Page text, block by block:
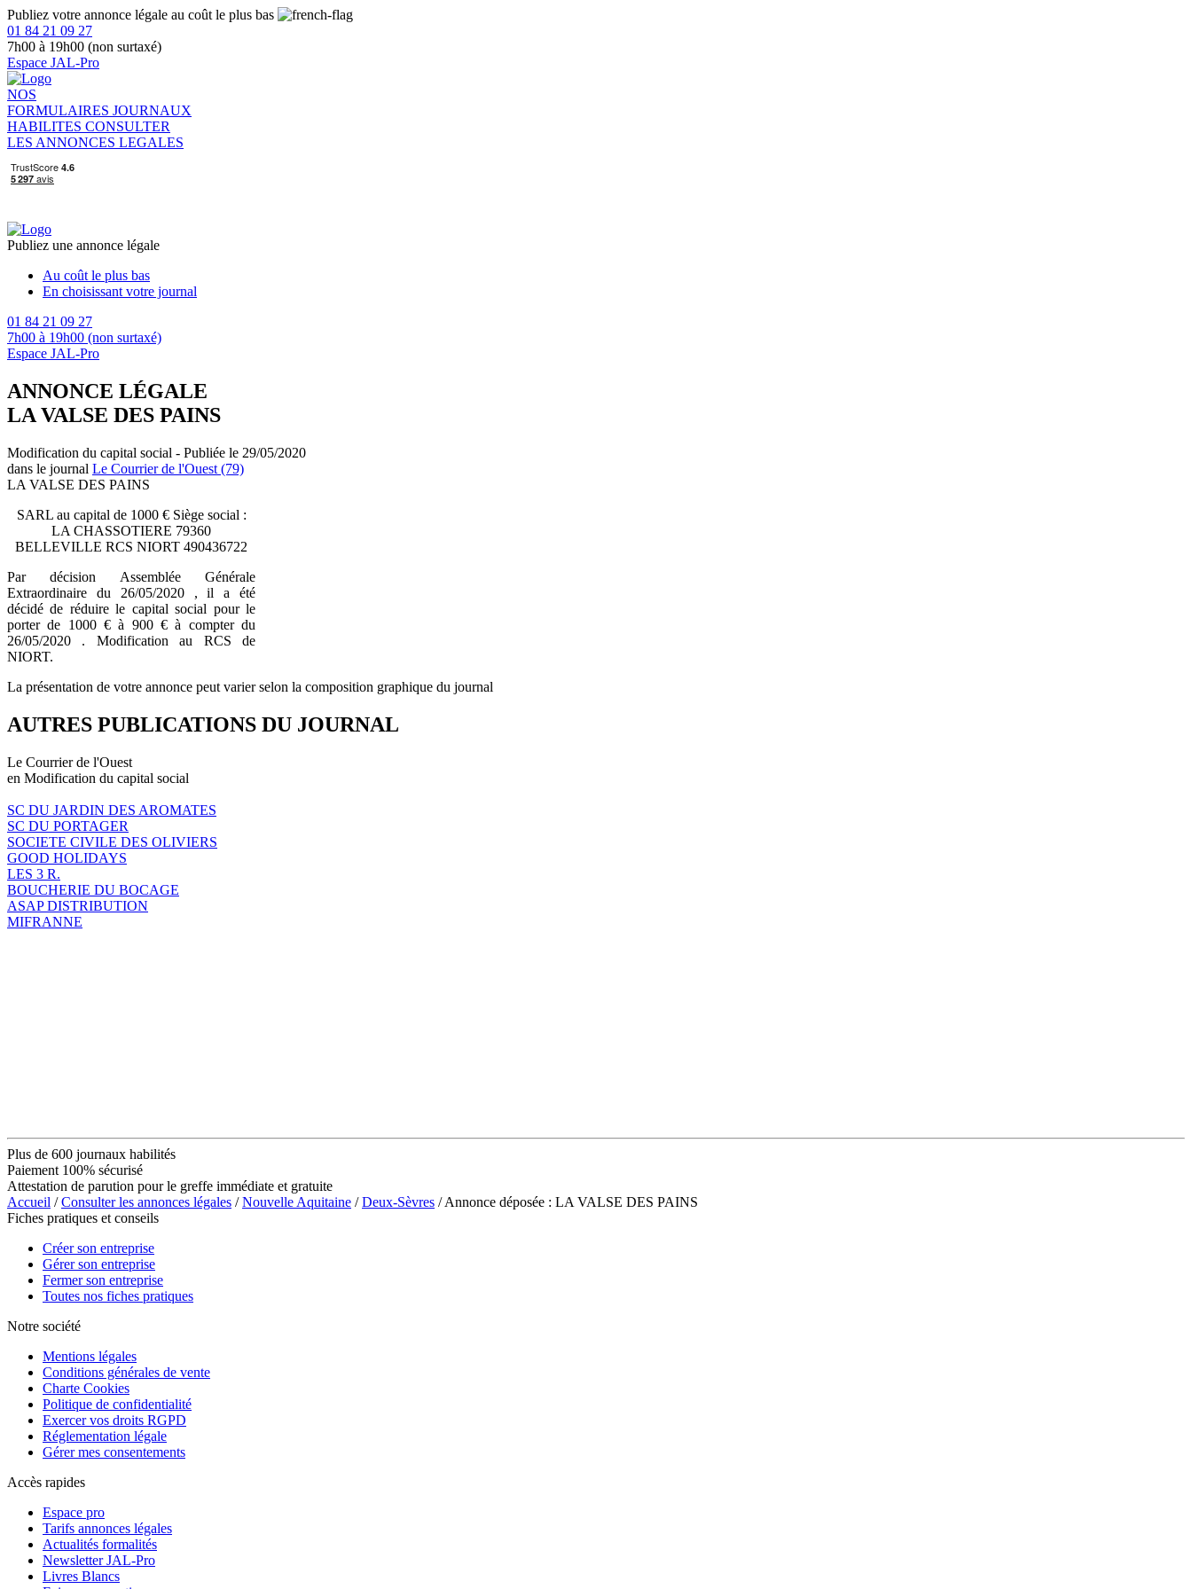
Publiez votre annonce légale au coût le plus bas
01 84 21 09 27
7h00 à 19h00 (non surtaxé)
Espace JAL-Pro
NOS
FORMULAIRES JOURNAUX
HABILITES CONSULTER
LES ANNONCES LEGALES
Publiez une annonce légale
Au coût le plus bas
En choisissant votre journal
01 84 21 09 27
7h00 à 19h00 (non surtaxé)
Espace JAL-Pro
ANNONCE LÉGALE
LA VALSE DES PAINS
Modification du capital social - Publiée le 29/05/2020
dans le journal Le Courrier de l'Ouest (79)
LA VALSE DES PAINS
SARL au capital de 1000 € Siège social :
LA CHASSOTIERE 79360
BELLEVILLE RCS NIORT 490436722
Par décision Assemblée Générale
Extraordinaire du 26/05/2020 , il a été
décidé de réduire le capital social pour le
porter de 1000 € à 900 € à compter du
26/05/2020 . Modification au RCS de
NIORT.
La présentation de votre annonce peut varier selon la composition graphique du journal
AUTRES PUBLICATIONS DU JOURNAL
Le Courrier de l'Ouest
en Modification du capital social
SC DU JARDIN DES AROMATES
SC DU PORTAGER
SOCIETE CIVILE DES OLIVIERS
GOOD HOLIDAYS
LES 3 R.
BOUCHERIE DU BOCAGE
ASAP DISTRIBUTION
MIFRANNE
Plus de 600 journaux habilités
Paiement 100% sécurisé
Attestation de parution pour le greffe immédiate et gratuite
Accueil /Consulter les annonces légales /Nouvelle Aquitaine /Deux-Sèvres / Annonce déposée : LA VALSE DES PAINS
Fiches pratiques et conseils
Créer son entreprise
Gérer son entreprise
Fermer son entreprise
Toutes nos fiches pratiques
Notre société
Mentions légales
Conditions générales de vente
Charte Cookies
Politique de confidentialité
Exercer vos droits RGPD
Réglementation légale
Gérer mes consentements
Accès rapides
Espace pro
Tarifs annonces légales
Actualités formalités
Newsletter JAL-Pro
Livres Blancs